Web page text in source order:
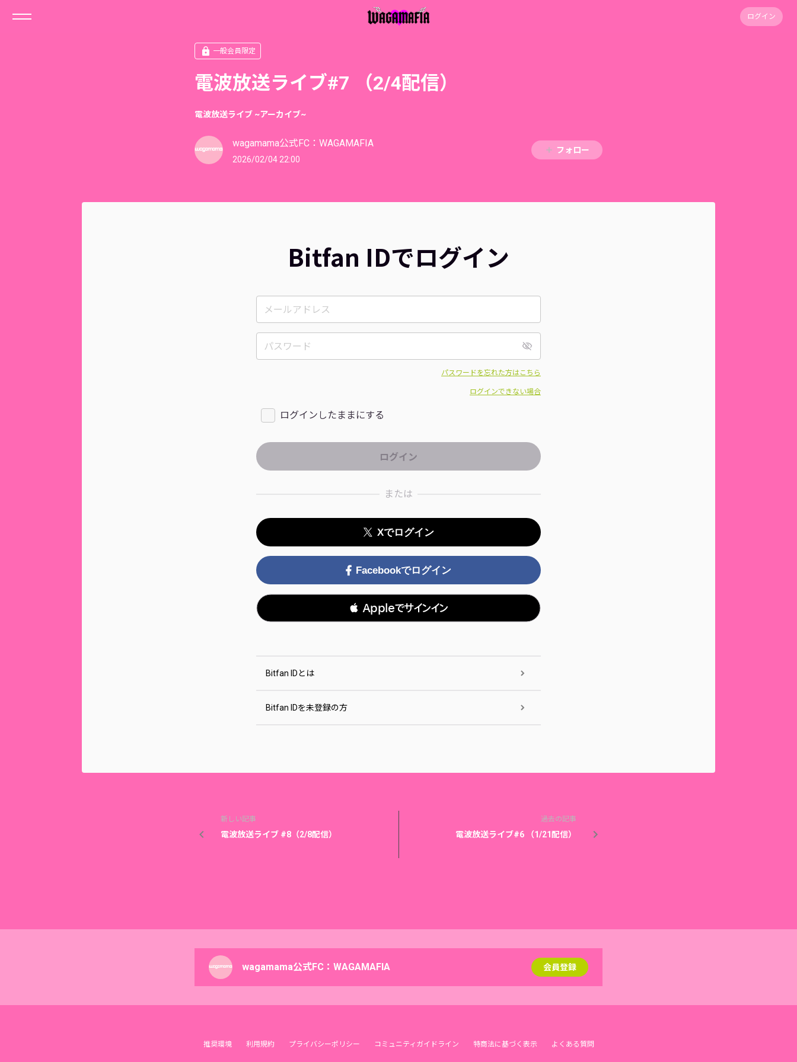
ログイン
一般会員限定
電波放送ライブ#7 （2/4配信）
電波放送ライブ ~アーカイブ~
wagamama公式FC：WAGAMAFIA
2026/02/04 22:00
フォロー
Bitfan IDでログイン
パスワードを忘れた方はこちら
ログインできない場合
ログインしたままにする
または
Xでログイン
Facebookでログイン
 Appleでサインイン
Bitfan IDとは
Bitfan IDを未登録の方
新しい記事
電波放送ライブ #8（2/8配信）
過去の記事
電波放送ライブ#6 （1/21配信）
wagamama公式FC：WAGAMAFIA 会員登録
推奨環境 利用規約 プライバシーポリシー コミュニティガイドライン 特商法に基づく表示 よくある質問